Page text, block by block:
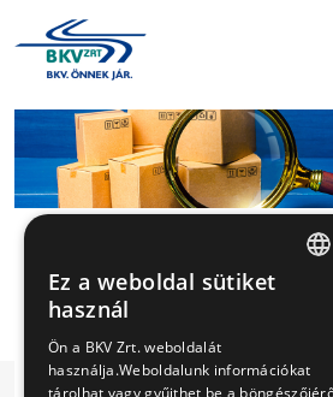
BUDAVÁRI
ALSÓ
Ez a weboldal sütiket
használ
Ön a BKV Zrt. weboldalát
használja.Weboldalunk információkat